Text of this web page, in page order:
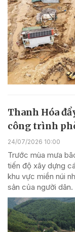
Thanh Hóa
công trình
24/07/2026 10:00
Trước mùa mưa
tiến độ xây dựng
khu vực miền núi
sản của người dân.